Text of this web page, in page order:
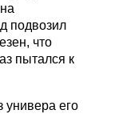
подвозил
что
пытался к
его